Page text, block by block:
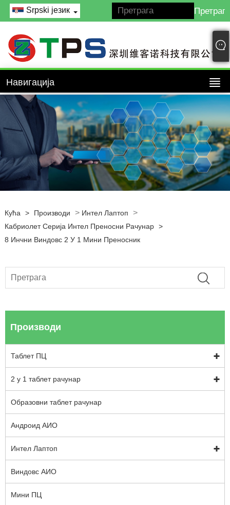
Srpski језик
Навигација
Кућа > Производи > Интел Лаптоп >
Кабриолет Серија Интел Преносни Рачунар >
8 Инчни Виндовс 2 У 1 Мини Преносник
Производи
Таблет ПЦ
2 у 1 таблет рачунар
Образовни таблет рачунар
Андроид АИО
Интел Лаптоп
Виндовс АИО
Мини ПЦ